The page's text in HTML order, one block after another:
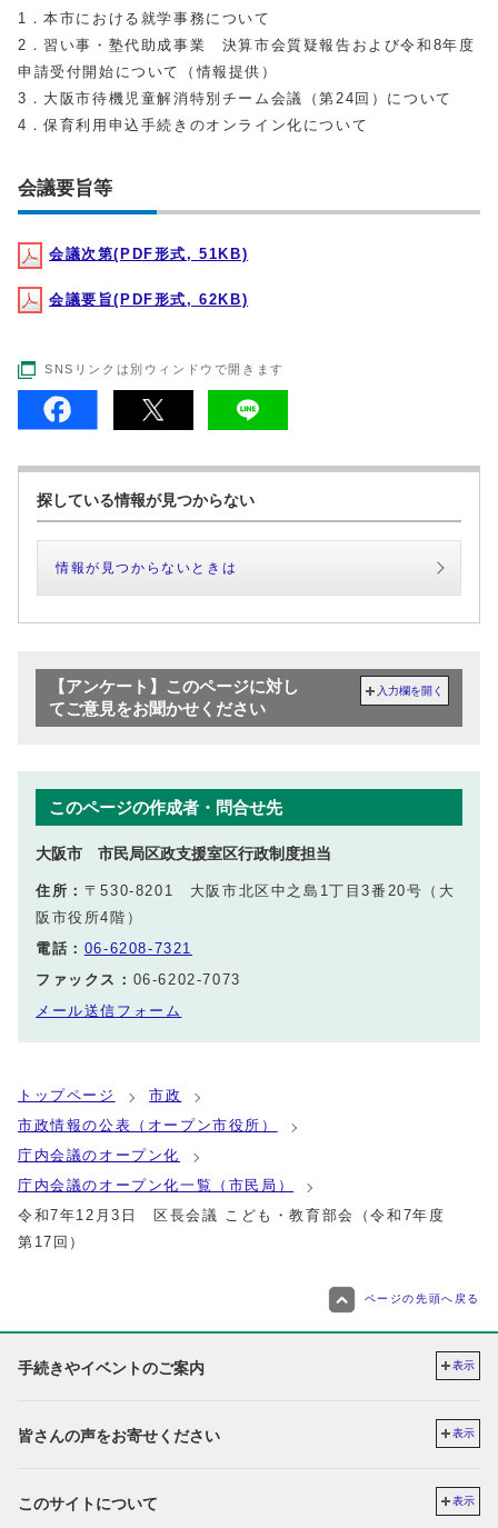
1．本市における就学事務について
2．習い事・塾代助成事業 決算市会質疑報告および令和8年度
申請受付開始について（情報提供）
3．大阪市待機児童解消特別チーム会議（第24回）について
4．保育利用申込手続きのオンライン化について
会議要旨等
会議次第(PDF形式, 51KB)
会議要旨(PDF形式, 62KB)
SNSリンクは別ウィンドウで開きます
探している情報が見つからない
情報が見つからないときは
【アンケート】このページに対し
てご意見をお聞かせください
入力欄を開く
このページの作成者・問合せ先
大阪市 市民局区政支援室区行政制度担当
住所： 〒530-8201 大阪市北区中之島1丁目3番20号（大
阪市役所4階）
電話： 06-6208-7321
ファックス： 06-6202-7073
メール送信フォーム
トップページ
市政
市政情報の公表（オープン市役所）
庁内会議のオープン化
庁内会議のオープン化一覧（市民局）
令和7年12月3日 区長会議 こども・教育部会（令和7年度
第17回）
ページの先頭へ戻る
手続きやイベントのご案内 表示
皆さんの声をお寄せください 表示
このサイトについて 表示